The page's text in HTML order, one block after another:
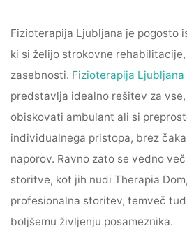
Fizioterapija Ljubljana je pogosto
ki si želijo strokovne
zasebnosti. Fizioterapija
predstavlja idealno rešitev za
obiskovati ambulant ali si
individualnega pristopa, brez
naporov. Ravno zato se vedno
storitve, kot jih nudi Therapia
profesionalna storitev, temveč
boljšemu življenju posameznika.